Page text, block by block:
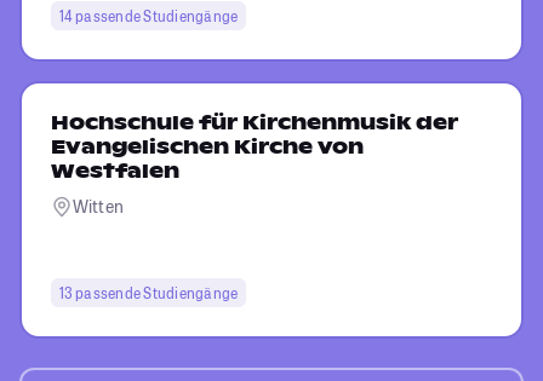
14 passende Studiengänge
Hochschule für Kirchenmusik der
Evangelischen Kirche von
Westfalen
Witten
13 passende Studiengänge